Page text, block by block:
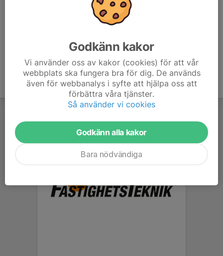
Godkänn kakor
Vi använder oss av kakor (cookies) för att vår
webbplats ska fungera bra för dig. De används
även för webbanalys i syfte att hjälpa oss att
förbättra våra tjänster.
Så använder vi cookies
Godkänn alla kakor
Bara nödvändiga